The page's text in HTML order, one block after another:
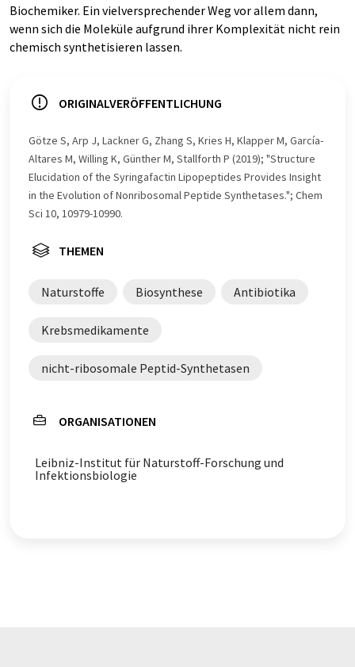
Biochemiker. Ein vielversprechender Weg vor allem dann,
wenn sich die Moleküle aufgrund ihrer Komplexität nicht rein
chemisch synthetisieren lassen.
ORIGINALVERÖFFENTLICHUNG
Götze S, Arp J, Lackner G, Zhang S, Kries H, Klapper M, García-
Altares M, Willing K, Günther M, Stallforth P (2019); "Structure
Elucidation of the Syringafactin Lipopeptides Provides Insight
in the Evolution of Nonribosomal Peptide Synthetases."; Chem
Sci 10, 10979-10990.
THEMEN
Naturstoffe Biosynthese Antibiotika
Krebsmedikamente
nicht-ribosomale Peptid-Synthetasen
ORGANISATIONEN
Leibniz-Institut für Naturstoff-Forschung und
Infektionsbiologie